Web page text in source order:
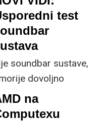
koje smo
na tom dugom
test
soundbar sustave,
dovoljno
i provjerili
dva različita high-
na